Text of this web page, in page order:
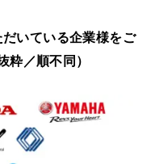
いている企業様をご
／順不同）